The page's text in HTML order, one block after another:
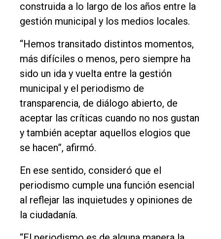
construida a lo largo de los años entre la
gestión municipal y los medios locales.
“Hemos transitado distintos momentos,
más difíciles o menos, pero siempre ha
sido un ida y vuelta entre la gestión
municipal y el periodismo de
transparencia, de diálogo abierto, de
aceptar las críticas cuando no nos gustan
y también aceptar aquellos elogios que
se hacen”, afirmó.
En ese sentido, consideró que el
periodismo cumple una función esencial
al reflejar las inquietudes y opiniones de
la ciudadanía.